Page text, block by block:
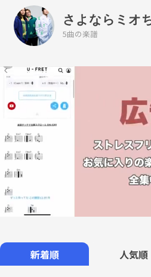
さよならミオ
5曲の楽譜
新着順 人気順